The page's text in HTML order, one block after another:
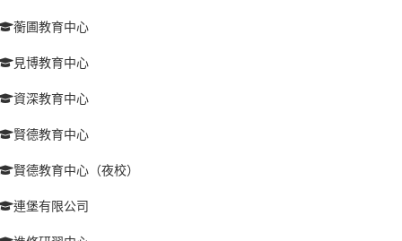
蘅圃教育中心
見博教育中心
資深教育中心
賢德教育中心
賢德教育中心（夜校）
連堡有限公司